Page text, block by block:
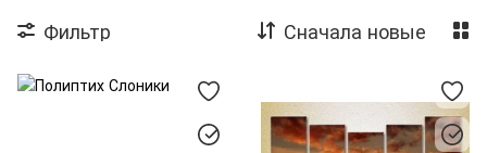
Фильтр Сначала новые